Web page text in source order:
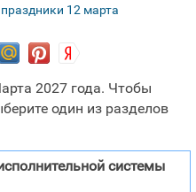
праздники 12 марта
2027 года. Чтобы
один из разделов
системы